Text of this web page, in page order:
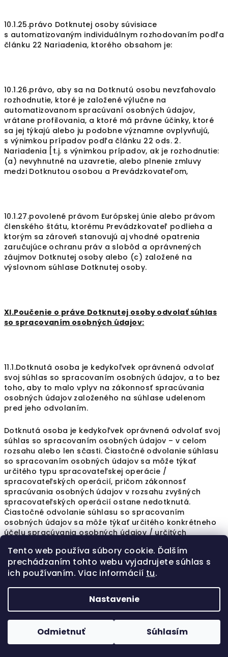
Tento web používa súbory cookie. Ďalším
prechádzaním tohto webu vyjadrujete súhlas s
ich používaním. Viac informácií tu.
Nastavenie
Odmietnuť Súhlasím
10.1.25.právo Dotknutej osoby súvisiace
s automatizovaným individuálnym rozhodovaním podľa
článku 22 Nariadenia, ktorého obsahom je:
10.1.26.právo, aby sa na Dotknutú osobu nevzťahovalo
rozhodnutie, ktoré je založené výlučne na
automatizovanom spracúvaní osobných údajov,
vrátane profilovania, a ktoré má právne účinky, ktoré
sa jej týkajú alebo ju podobne významne ovplyvňujú,
s výnimkou prípadov podľa článku 22 ods. 2.
Nariadenia [t.j. s výnimkou prípadov, ak je rozhodnutie:
(a) nevyhnutné na uzavretie, alebo plnenie zmluvy
medzi Dotknutou osobou a Prevádzkovateľom,
10.1.27.povolené právom Európskej únie alebo právom
členského štátu, ktorému Prevádzkovateľ podlieha a
ktorým sa zároveň stanovujú aj vhodné opatrenia
zaručujúce ochranu práv a slobôd a oprávnených
záujmov Dotknutej osoby alebo (c) založené na
výslovnom súhlase Dotknutej osoby.
XI.Poučenie o práve Dotknutej osoby odvolať súhlas
so spracovaním osobných údajov:
11.1.Dotknutá osoba je kedykoľvek oprávnená odvolať
svoj súhlas so spracovaním osobných údajov, a to bez
toho, aby to malo vplyv na zákonnosť spracúvania
osobných údajov založeného na súhlase udelenom
pred jeho odvolaním.
Dotknutá osoba je kedykoľvek oprávnená odvolať svoj
súhlas so spracovaním osobných údajov – v celom
rozsahu alebo len sčasti. Čiastočné odvolanie súhlasu
so spracovaním osobných údajov sa môže týkať
určitého typu spracovateľskej operácie /
spracovateľských operácií, pričom zákonnosť
spracúvania osobných údajov v rozsahu zvyšných
spracovateľských operácií ostane nedotknutá.
Čiastočné odvolanie súhlasu so spracovaním
osobných údajov sa môže týkať určitého konkrétneho
účelu spracúvania osobných údajov / určitých
pričom zákonnosť spracúvania osobných údajov na
ostatné účely ostane nedotknutá.
Právo odvolať súhlas so spracovaním osobných
údajov môže Dotknutá osoba realizovať v listinnej
so spracovaním osobných údajov alebo v elektronickej
podobe prostredníctvom elektronických prostriedkov
(zaslaním e-mailu na e-mailovú adresu